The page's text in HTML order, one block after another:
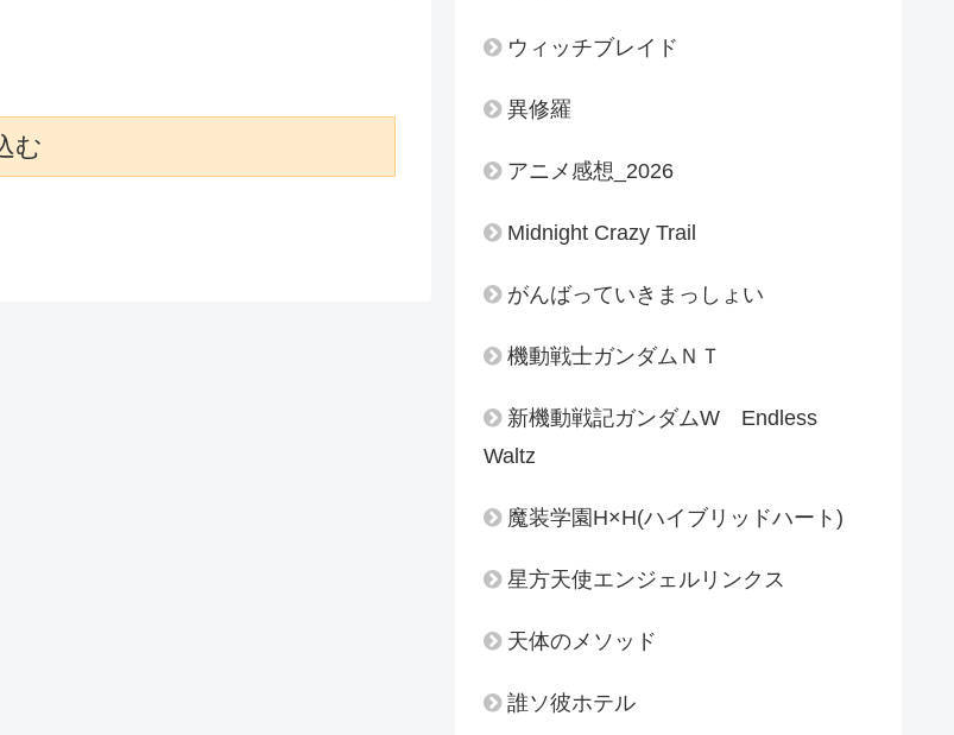
む
ウィッチブレイド
異修羅
アニメ感想_2026
Midnight Crazy Trail
がんばっていきまっしょい
機動戦士ガンダムＮＴ
新機動戦記ガンダムW Endless
Waltz
魔装学園H×H(ハイブリッドハート)
星方天使エンジェルリンクス
天体のメソッド
誰ソ彼ホテル